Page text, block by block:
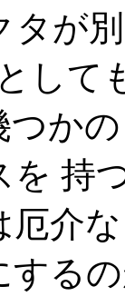
タが
して
か
を 持
厄介
する